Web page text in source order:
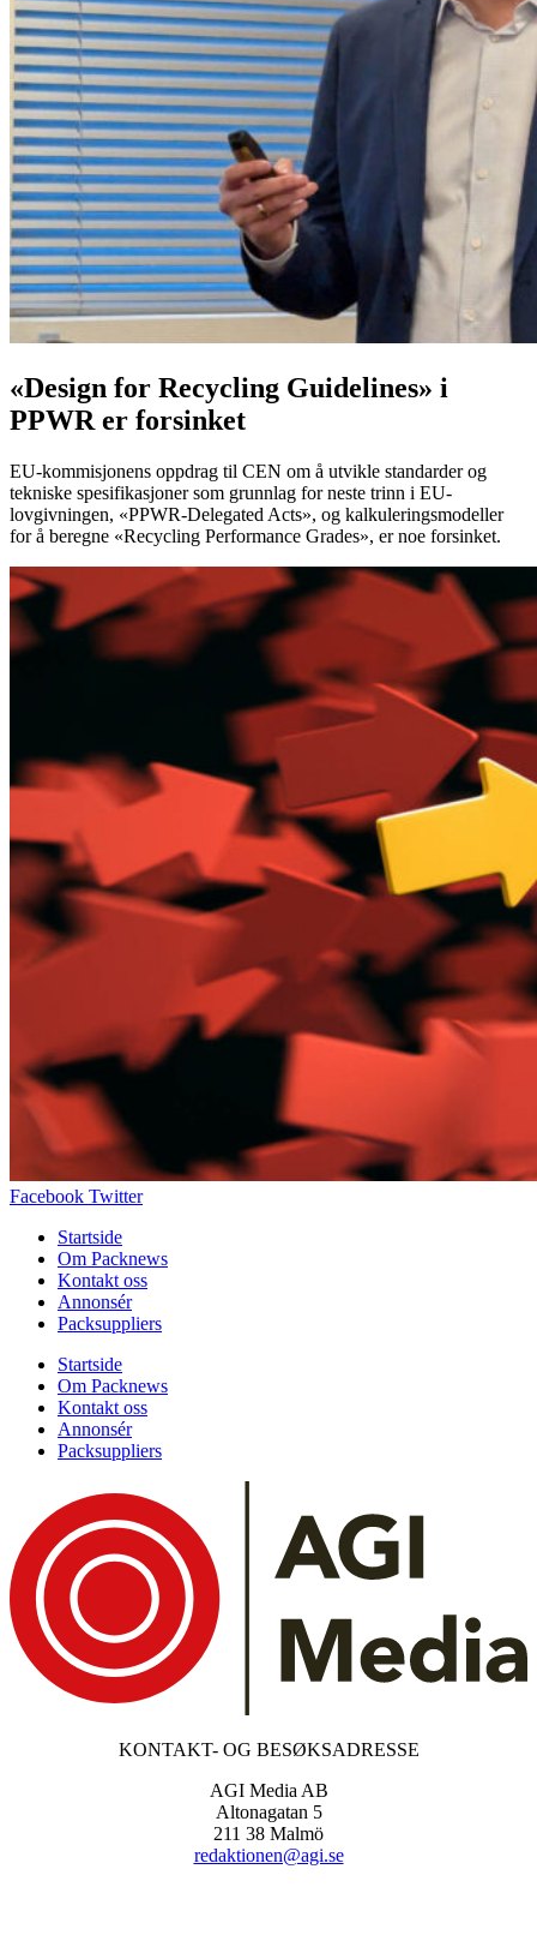
«Design for Recycling Guidelines» i
PPWR er forsinket
EU-kommisjonens oppdrag til CEN om å utvikle standarder og
tekniske spesifikasjoner som grunnlag for neste trinn i EU-
lovgivningen, «PPWR-Delegated Acts», og kalkuleringsmodeller
for å beregne «Recycling Performance Grades», er noe forsinket.
Facebook Twitter
Startside
Om Packnews
Kontakt oss
Annonsér
Packsuppliers
Startside
Om Packnews
Kontakt oss
Annonsér
Packsuppliers
KONTAKT- OG BESØKSADRESSE
AGI Media AB
Altonagatan 5
211 38 Malmö
redaktionen@agi.se